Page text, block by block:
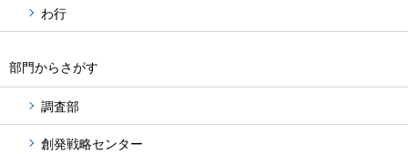
わ行
部門からさがす
調査部
創発戦略センター